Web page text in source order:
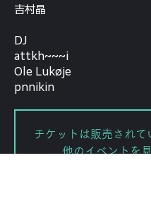
吉村晶
DJ
attkh~~~i
Ole Lukøje
pnnikin
チケットは販売されて
他のイベントを